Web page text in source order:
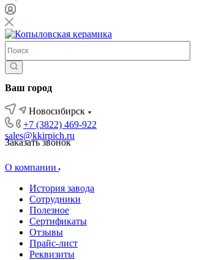
Ваш город
Новосибирск
+7 (3822) 469-922
sales@kkirpich.ru
Заказать звонок
О компании
История завода
Сотрудники
Полезное
Сертификаты
Отзывы
Прайс-лист
Реквизиты